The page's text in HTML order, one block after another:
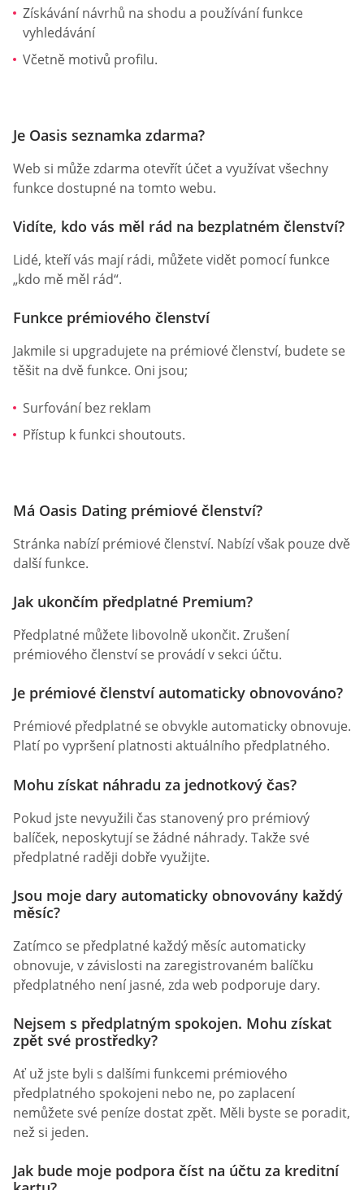
Získávání návrhů na shodu a používání funkce
vyhledávání
Včetně motivů profilu.
Je Oasis seznamka zdarma?
Web si může zdarma otevřít účet a využívat všechny
funkce dostupné na tomto webu.
Vidíte, kdo vás měl rád na bezplatném členství?
Lidé, kteří vás mají rádi, můžete vidět pomocí funkce
„kdo mě měl rád“.
Funkce prémiového členství
Jakmile si upgradujete na prémiové členství, budete se
těšit na dvě funkce. Oni jsou;
Surfování bez reklam
Přístup k funkci shoutouts.
Má Oasis Dating prémiové členství?
Stránka nabízí prémiové členství. Nabízí však pouze dvě
další funkce.
Jak ukončím předplatné Premium?
Předplatné můžete libovolně ukončit. Zrušení
prémiového členství se provádí v sekci účtu.
Je prémiové členství automaticky obnovováno?
Prémiové předplatné se obvykle automaticky obnovuje.
Platí po vypršení platnosti aktuálního předplatného.
Mohu získat náhradu za jednotkový čas?
Pokud jste nevyužili čas stanovený pro prémiový
balíček, neposkytují se žádné náhrady. Takže své
předplatné raději dobře využijte.
Jsou moje dary automaticky obnovovány každý
měsíc?
Zatímco se předplatné každý měsíc automaticky
obnovuje, v závislosti na zaregistrovaném balíčku
předplatného není jasné, zda web podporuje dary.
Nejsem s předplatným spokojen. Mohu získat
zpět své prostředky?
Ať už jste byli s dalšími funkcemi prémiového
předplatného spokojeni nebo ne, po zaplacení
nemůžete své peníze dostat zpět. Měli byste se poradit,
než si jeden.
Jak bude moje podpora číst na účtu za kreditní